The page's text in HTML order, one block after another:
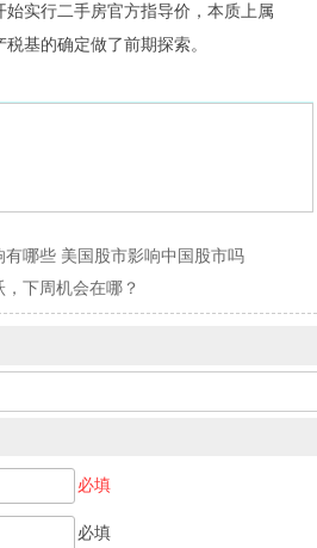
实行二手房官方指导价，本质上属
基的确定做了前期探索。
哪些 美国股市影响中国股市吗
下周机会在哪？
必填
必填